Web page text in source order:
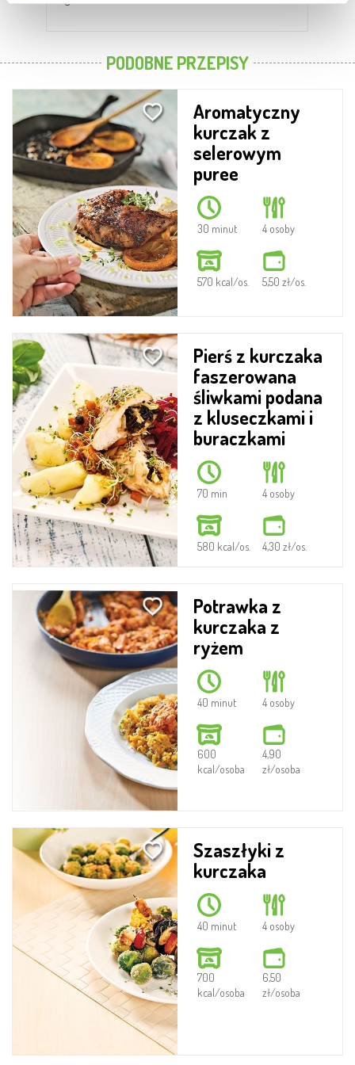
PODOBNE PRZEPISY
Aromatyczny
kurczak z
selerowym
puree
30 minut 4 osoby
570 kcal/os. 5,50 zł/os.
Pierś z kurczaka
faszerowana
śliwkami podana
z kluseczkami i
buraczkami
70 min 4 osoby
580 kcal/os. 4,30 zł/os.
Potrawka z
kurczaka z
ryżem
40 minut 4 osoby
600
kcal/osoba
4,90
zł/osoba
Szaszłyki z
kurczaka
40 minut 4 osoby
700
kcal/osoba
6,50
zł/osoba